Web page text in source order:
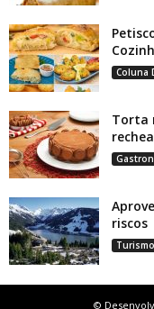
Coluna
Torta
riscos
Turismo
©